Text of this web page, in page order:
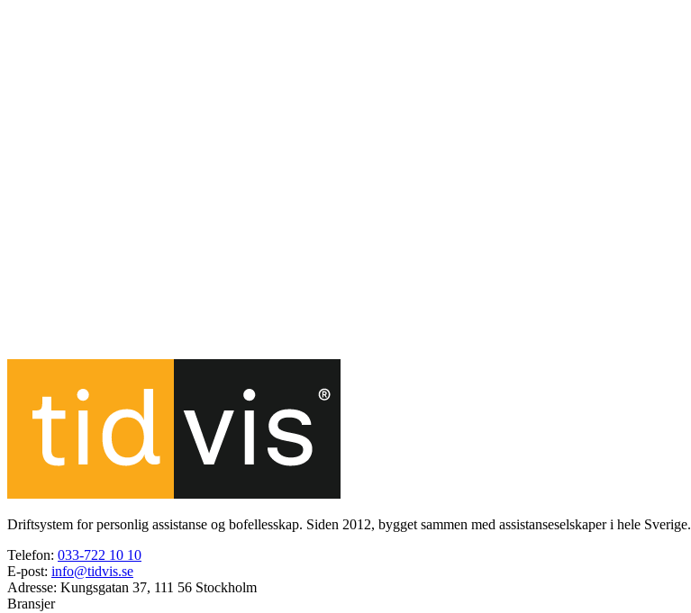
Driftsystem for personlig assistanse og bofellesskap. Siden 2012, bygget sammen med assistanseselskaper i hele Sverige.
Telefon: 033-722 10 10
E-post: info@tidvis.se
Adresse: Kungsgatan 37, 111 56 Stockholm
Bransjer